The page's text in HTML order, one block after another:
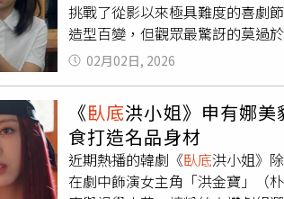
醫院治療。謝爾頓表示，3名傷
是否有警員開槍。美國陸軍學員
表示，2名傷者是老道明大學後備
塔拉醫療系統（Sentara Health
中心，其中1人已傷重不治，另
心接受治療後出院。根據2016
向政府線人表示，因受到激進教
料顯示，賈洛自2009年起以專長
一次臥底行動中向線人表示，有
挑戰了從影以來極具難度的喜劇
造型百變，但觀眾最驚訝的莫過
維持的？現在就來解密她的五大
持每天喝超過 2,000cc 的溫水
膠原蛋白與維他命 C，這不僅能
主義：Less is More 的減法保養
程，避免給肌膚過多負擔。她最
簡單，反而更容易每天堅持，養
情美學對於飲食，朴信惠擁有一
02月02日, 2026
《臥底洪小姐》申有娜
食打造名品身材
近期熱播的韓劇《臥底洪小姐》
在劇中飾演女主角「洪金寶」（